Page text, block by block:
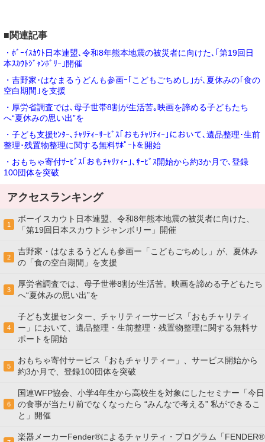
■関連記事
・ﾎﾞｰｲｽｶｳﾄ日本連盟､令和8年熊本地震の被災者に向けた､｢第19回日
本ｽｶｳﾄｼﾞｬﾝﾎﾞﾘｰ｣開催
・吉野家･はなまるうどんも参画ｰ｢こどもごちめし｣が､夏休みの｢食の
空白期間｣を支援
・厚労省調査では､母子世帯8割が生活苦｡映画を諦める子どもたち
へ“夏休みの思い出”を
・子ども支援ｾﾝﾀｰ､ﾁｬﾘﾃｨｰｻｰﾋﾞｽ｢おもﾁｬﾘﾃｨｰ｣において､遺品整理･生前
整理･残置物整理に関する無料ｻﾎﾟｰﾄを開始
・おもちゃ寄付ｻｰﾋﾞｽ｢おもﾁｬﾘﾃｨｰ｣､ｻｰﾋﾞｽ開始から約3か月で､登録
100団体を突破
アクセスランキング
1
ボーイスカウト日本連盟、令和8年熊本地震の被災者に向けた、
「第19回日本スカウトジャンボリー」開催
2
吉野家・はなまるうどんも参画ー「こどもごちめし」が、夏休み
の「食の空白期間」を支援
3
厚労省調査では、母子世帯8割が生活苦。映画を諦める子どもたち
へ“夏休みの思い出”を
4
子ども支援センター、チャリティーサービス「おもチャリティ
ー」において、遺品整理・生前整理・残置物整理に関する無料サ
ポートを開始
5
おもちゃ寄付サービス「おもチャリティー」、サービス開始から
約3か月で、登録100団体を突破
6
国連WFP協会、小学4年生から高校生を対象にしたセミナー「今日
の食事が当たり前でなくなったら “みんなで考える” 私ができるこ
と」開催
楽器メーカーFender®によるチャリティ・プログラム「FENDER®︎